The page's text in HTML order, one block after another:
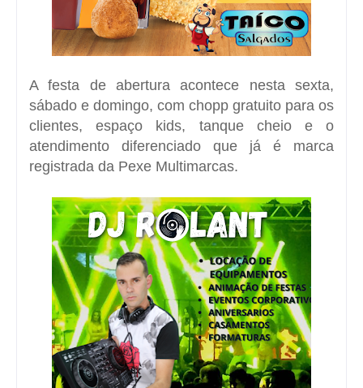
A festa de abertura acontece nesta sexta,
sábado e domingo, com chopp gratuito para os
clientes, espaço kids, tanque cheio e o
atendimento diferenciado que já é marca
registrada da Pexe Multimarcas.